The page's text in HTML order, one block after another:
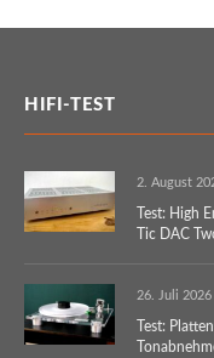
HIFI-TEST
2. August
Test: High
Tic DAC
26. Juli 2026
Test: